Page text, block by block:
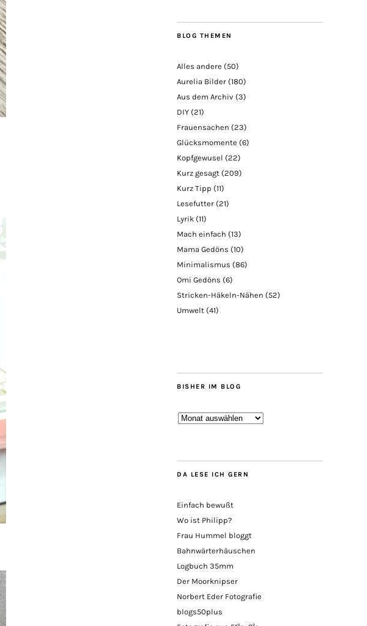
BLOG THEMEN
Alles andere (50)
Aurelia Bilder (180)
Aus dem Archiv (3)
DIY (21)
Frauensachen (23)
Glücksmomente (6)
Kopfgewusel (22)
Kurz gesagt (209)
Kurz Tipp (11)
Lesefutter (21)
Lyrik (11)
Mach einfach (13)
Mama Gedöns (10)
Minimalismus (86)
Omi Gedöns (6)
Stricken-Häkeln-Nähen (52)
Umwelt (41)
BISHER IM BLOG
Bisher
DA LESE ICH GERN
Einfach bewußt
Wo ist Philipp?
Frau Hummel bloggt
Bahnwärterhäuschen
Logbuch 35mm
Der Moorknipser
Norbert Eder Fotografie
blogs50plus